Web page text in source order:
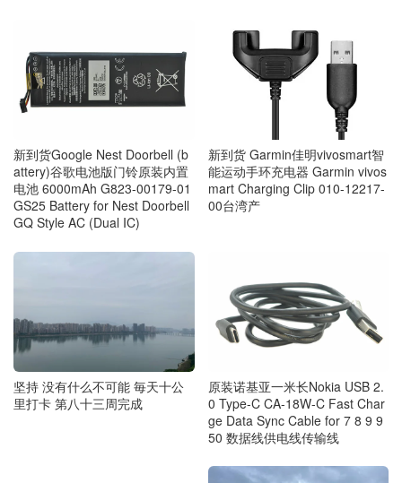
新到货Google Nest Doorbell (b
attery)谷歌电池版门铃原装内置
电池 6000mAh G823-00179-01
GS25 Battery for Nest Doorbell
GQ Style AC (Dual IC)
新到货 Garmin佳明vivosmart智
能运动手环充电器 Garmin vivos
mart Charging Clip 010-12217-
00台湾产
坚持 没有什么不可能 毎天十公
里打卡 第八十三周完成
原装诺基亚一米长Nokia USB 2.
0 Type-C CA-18W-C Fast Char
ge Data Sync Cable for 7 8 9 9
50 数据线供电线传输线